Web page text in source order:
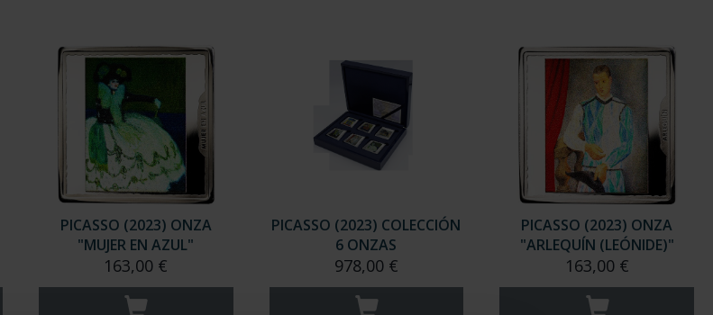
PICASSO (2023) ONZA
"MUJER EN AZUL"
163,00 €
PICASSO (2023) COLECCIÓN
6 ONZAS
978,00 €
PICASSO (2023) ONZA
"ARLEQUÍN (LEÓNIDE)"
163,00 €